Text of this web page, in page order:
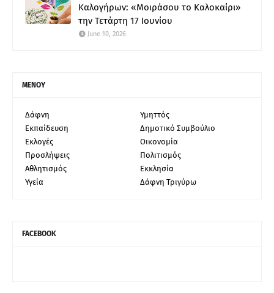
Καλογήρων: «Μοιράσου το Καλοκαίρι»
την Τετάρτη 17 Ιουνίου
June 10, 2026
ΜΕΝΟΥ
Δάφνη
Υμηττός
Εκπαίδευση
Δημοτικό Συμβούλιο
Εκλογές
Οικονομία
Προσλήψεις
Πολιτισμός
Αθλητισμός
Εκκλησία
Υγεία
Δάφνη Τριγύρω
FACEBOOK